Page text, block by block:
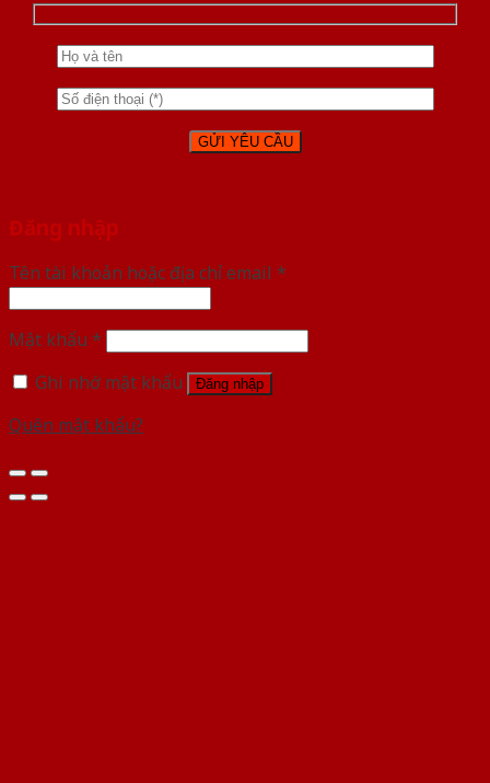
Đăng nhập
Tên tài khoản hoặc địa chỉ email *
Mật khẩu *
Ghi nhớ mật khẩu
Đăng nhập
Quên mật khẩu?